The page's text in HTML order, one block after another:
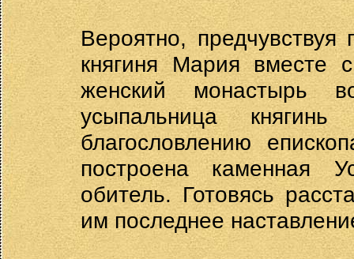
Вероятно,
княгиня Мария вместе
женский монастырь
усыпальница
благословлению
построена каменная
обитель. Готовясь
им последнее